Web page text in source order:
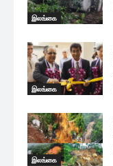
இலங்கை
இலங்கை
இலங்கை